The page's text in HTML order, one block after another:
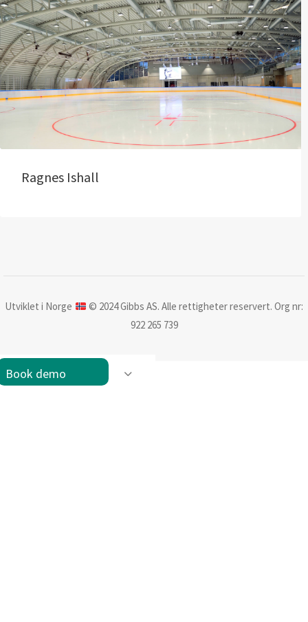
Ragnes Ishall
Utviklet i Norge
© 2024 Gibbs AS. Alle rettigheter reservert. Org nr:
922 265 739
Book demo